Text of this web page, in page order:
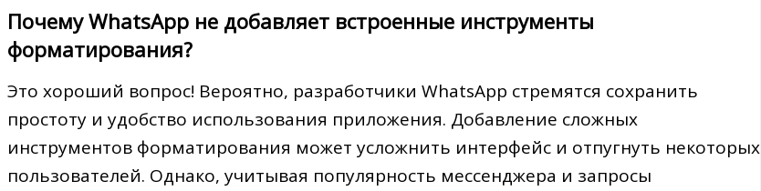
Почему WhatsApp не добавляет встроенные инструменты
форматирования?
Это хороший вопрос! Вероятно, разработчики WhatsApp стремятся сохранить
простоту и удобство использования приложения. Добавление сложных
инструментов форматирования может усложнить интерфейс и отпугнуть некоторых
пользователей. Однако, учитывая популярность мессенджера и запросы